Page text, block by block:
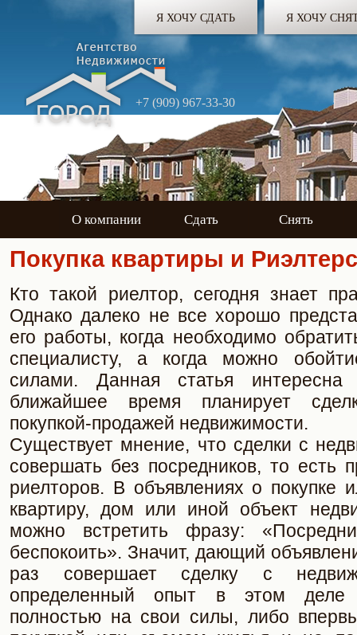
Я ХОЧУ СДАТЬ Я ХОЧУ
+7 (909) 967-33-30
О компании Сдать Снять
Покупка квартиры и
Кто такой риелтор, сегодня знает
Однако далеко не все хорошо
его работы, когда необходимо
специалисту, а когда можно
силами. Данная статья
ближайшее время планирует
покупкой-продажей недвижимости.
Существует мнение, что сделки с
совершать без посредников, то есть
риелторов. В объявлениях о покупке
квартиру, дом или иной объект
можно встретить фразу:
беспокоить». Значит, дающий
раз совершает сделку с
определенный опыт в этом деле
полностью на свои силы, либо